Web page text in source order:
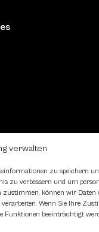
verwalten
zu speichern
zu verbessern und um
zustimmen, können wir Daten
verarbeiten. Wenn Sie Ihre
Funktionen beeinträchtigt